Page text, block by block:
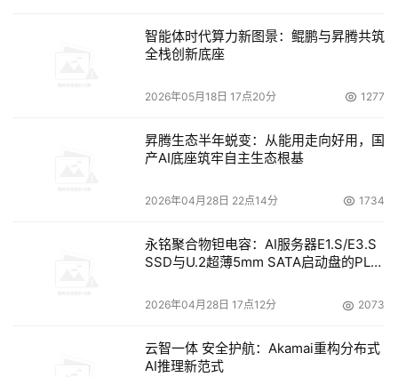
智能体时代算力新图景：鲲鹏与昇腾共筑
全栈创新底座
2026年05月18日 17点20分 1277
昇腾生态半年蜕变：从能用走向好用，国
产AI底座筑牢自主生态根基
2026年04月28日 22点14分 1734
永铭聚合物钽电容：AI服务器E1.S/E3.S
SSD与U.2超薄5mm SATA启动盘的PLP
2026年04月28日 17点12分 2073
云智一体 安全护航：Akamai重构分布式
AI推理新范式